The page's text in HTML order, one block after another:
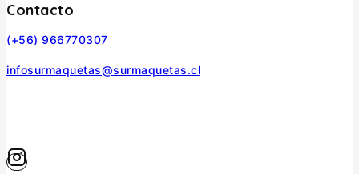
Contacto
(+56) 966770307
infosurmaquetas@surmaquetas.cl